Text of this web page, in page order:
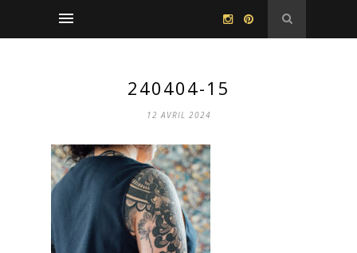
240404-15
12 AVRIL 2024